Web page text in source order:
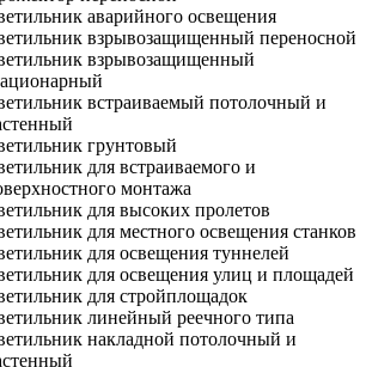
аварийного освещения
взрывозащищенный переносной
взрывозащищенный
встраиваемый потолочный и
грунтовый
для встраиваемого и
монтажа
для высоких пролетов
для местного освещения станков
для освещения туннелей
для освещения улиц и площадей
для стройплощадок
линейный реечного типа
накладной потолочный и